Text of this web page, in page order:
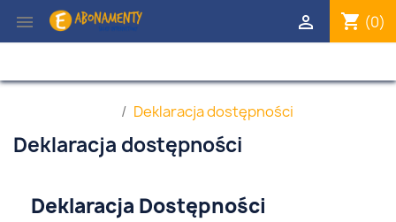
 shopping_cart (0)

Deklaracja dostępności
Deklaracja dostępności
Deklaracja Dostępności